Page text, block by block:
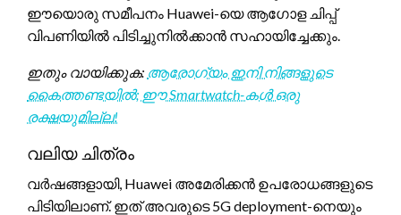
ഈയൊരു സമീപനം Huawei-യെ ആഗോള ചിപ്പ്
വിപണിയിൽ പിടിച്ചുനിൽക്കാൻ സഹായിച്ചേക്കും.
ഇതും വായിക്കുക: ആരോഗ്യം ഇനി നിങ്ങളുടെ
കൈത്തണ്ടയിൽ; ഈ Smartwatch-കൾ ഒരു
രക്ഷയുമില്ല!
വലിയ ചിത്രം
വർഷങ്ങളായി, Huawei അമേരിക്കൻ ഉപരോധങ്ങളുടെ
പിടിയിലാണ്. ഇത് അവരുടെ 5G deployment-നെയും